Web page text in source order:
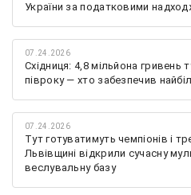
України за податковими
07.24.2026
Східниця: 4,8 мільйона гривень
півроку — хто забезпечив
07.24.2026
Тут готуватимуть чемпіонів і
Львівщині відкрили сучасну
веслувальну базу